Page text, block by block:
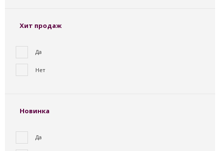
Хит продаж
Да
Нет
Новинка
Да